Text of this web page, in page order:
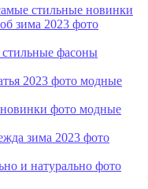
стильные новинки
зима 2023 фото
фасоны
2023 фото модные
фото модные
зима 2023 фото
и натурально фото